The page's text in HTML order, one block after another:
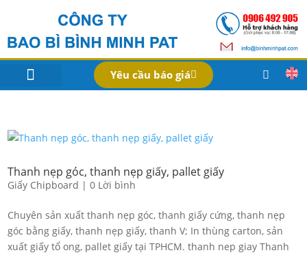
Yêu cầu báo giá
Thanh nẹp góc, thanh nẹp giấy, pallet giấy
Giấy Chipboard |0 Lời bình
Chuyên sản xuất thanh nẹp góc, thanh giấy cứng, thanh nẹp
góc bằng giấy, thanh nẹp giấy, thanh V; In thùng carton, sản
xuất giấy tổ ong, pallet giấy tại TPHCM. thanh nep giay Thanh